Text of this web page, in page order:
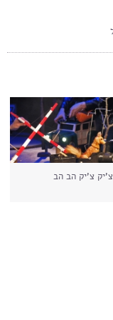
צ'יק צ'יק הב הב